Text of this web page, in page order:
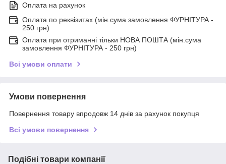
Оплата на рахунок
Оплата по реквізитах (мін.сума замовлення ФУРНІТУРА -
250 грн)
Оплата при отриманні тільки НОВА ПОШТА (мін.сума
замовлення ФУРНІТУРА - 250 грн)
Всі умови оплати
Умови повернення
Повернення товару впродовж 14 днів за рахунок покупця
Всі умови повернення
Подібні товари компанії